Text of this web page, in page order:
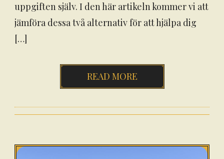
uppgiften själv. I den här artikeln kommer vi att
jämföra dessa två alternativ för att hjälpa dig
[…]
READ MORE